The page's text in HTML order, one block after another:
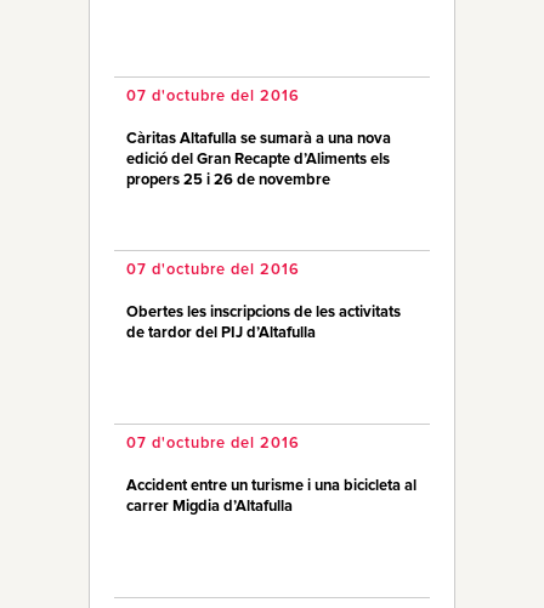
07 d'octubre del 2016
Càritas Altafulla se sumarà a una nova
edició del Gran Recapte d’Aliments els
propers 25 i 26 de novembre
07 d'octubre del 2016
Obertes les inscripcions de les activitats
de tardor del PIJ d’Altafulla
07 d'octubre del 2016
Accident entre un turisme i una bicicleta al
carrer Migdia d’Altafulla